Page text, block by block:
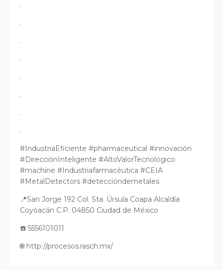
.
.
.
.
.
.
.
.
#IndustriaEficiente #pharmaceutical #innovación
#DirecciónInteligente #AltoValorTecnológico
#machine #Industriafarmacéutica #CEIA
#MetalDetectors #deteccióndemetales
📍San Jorge 192 Col. Sta. Úrsula Coapa Alcaldía
Coyoacán C.P. 04850 Ciudad de México
☎️ 5556101011
🌐 http://procesos.rasch.mx/